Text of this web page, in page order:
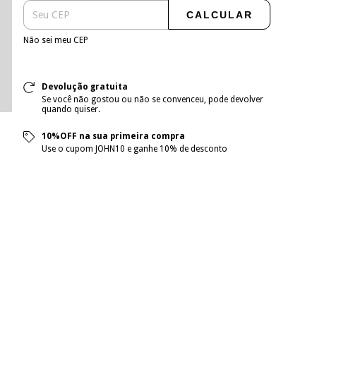
CALCULAR
Não sei meu CEP
Devolução gratuita
Se você não gostou ou não se convenceu, pode devolver
quando quiser.
10%OFF na sua primeira compra
Use o cupom JOHN10 e ganhe 10% de desconto